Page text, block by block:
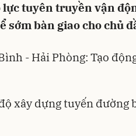
lực tuyên truyền vận
sớm bàn giao cho chủ
- Hải Phòng: Tạo
xây dựng tuyến đường